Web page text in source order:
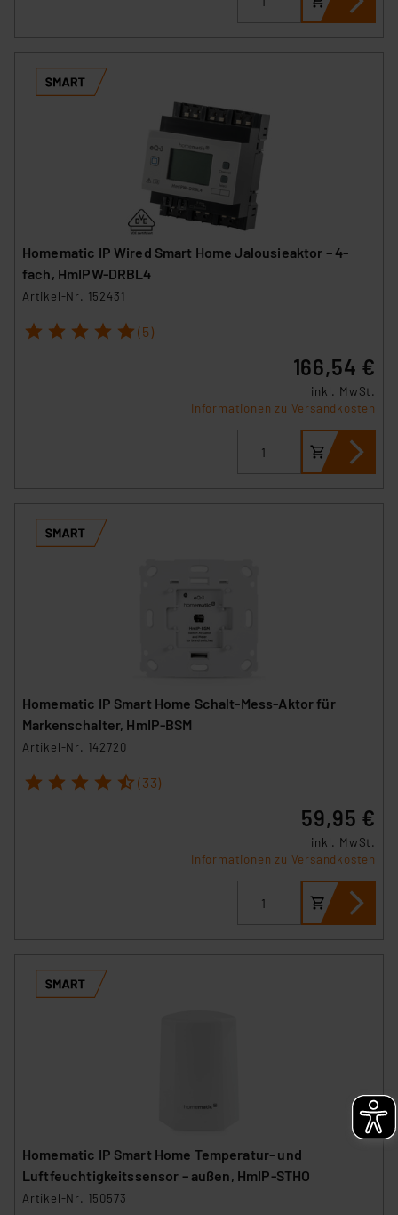
Homematic IP Wired Smart Home Jalousieaktor – 4-
fach, HmIPW-DRBL4
Artikel-Nr. 152431
1 2 3 4 5 (5)
166,54 €
inkl. MwSt.
Informationen zu Versandkosten
Homematic IP Smart Home Schalt-Mess-Aktor für
Markenschalter, HmIP-BSM
Artikel-Nr. 142720
1 2 3 4 5 (33)
59,95 €
inkl. MwSt.
Informationen zu Versandkosten
Homematic IP Smart Home Temperatur- und
Luftfeuchtigkeitssensor – außen, HmIP-STHO
Artikel-Nr. 150573